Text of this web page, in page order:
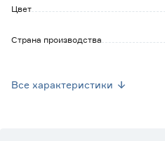
Цвет
Страна производства
Все характеристики